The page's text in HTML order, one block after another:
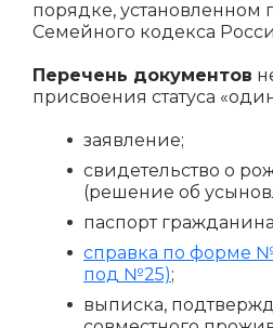
порядке, установленном
Семейного кодекса
Перечень документов
присвоения статуса
заявление;
свидетельство о
(решение об
паспорт
справка по форме
под №25);
выписка,